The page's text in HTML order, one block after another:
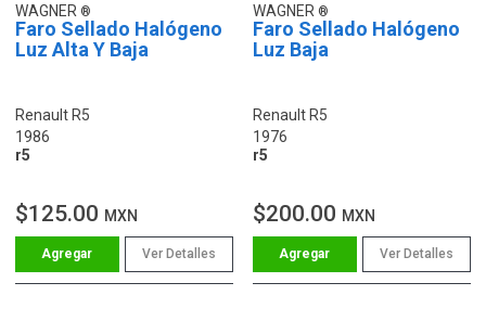
WAGNER
Faro Sellado Halógeno
Luz Alta Y Baja
Renault R5
1986
r5
$125.00 MXN
Ver Detalles
WAGNER
Faro Sellado Halógeno
Luz Baja
Renault R5
1976
r5
$200.00 MXN
Ver Detalles